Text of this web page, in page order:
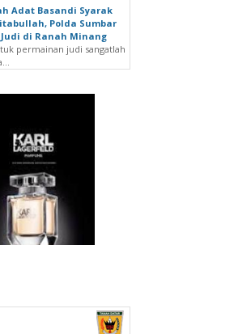
Adat Basandi Syarak
Polda Sumbar
di Ranah Minang
permainan judi sangatlah